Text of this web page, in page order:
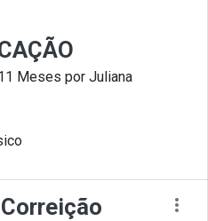
Meses por Juliana